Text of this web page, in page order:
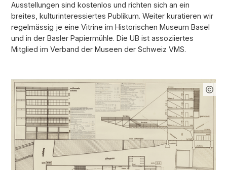
Ausstellungen sind kostenlos und richten sich an ein
breites, kulturinteressiertes Publikum. Weiter kuratieren wir
regelmässig je eine Vitrine im Historischen Museum Basel
und in der Basler Papiermühle. Die UB ist assoziiertes
Mitglied im Verband der Museen der Schweiz VMS.